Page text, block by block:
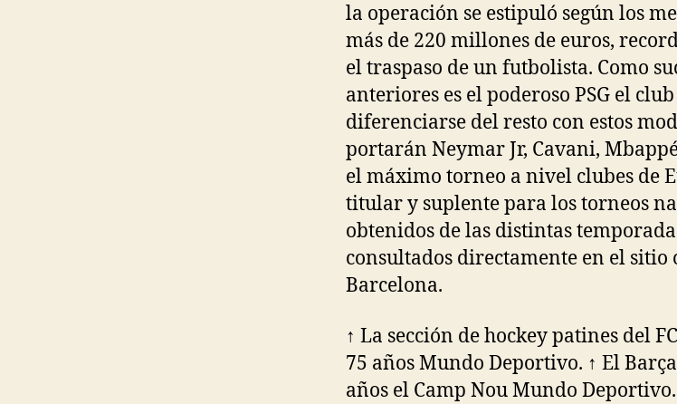
la operación se estipuló según los
más de 220 millones de euros,
el traspaso de un futbolista. Como
anteriores es el poderoso PSG el
diferenciarse del resto con estos
portarán Neymar Jr, Cavani,
el máximo torneo a nivel clubes de
titular y suplente para los torneos
obtenidos de las distintas
consultados directamente en el sitio
Barcelona.
↑ La sección de hockey patines del
75 años Mundo Deportivo. ↑ El
años el Camp Nou Mundo